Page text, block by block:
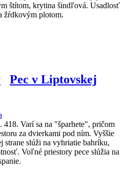
štítom, krytina šindľová. Usadlosť
žŕdkovým plotom.
Pec v Liptovskej
418. Varí sa na "šparhete", pričom
za dvierkami pod ním. Vyššie
strane slúži na vyhriatie bahríku,
Voľné priestory pece slúžia na